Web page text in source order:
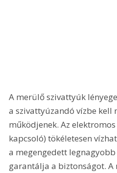
A merülő szivattyúk
a szivattyúzandó vízbe kell
működjenek. Az
kapcsoló) tökéletesen
a megengedett
garantálja a biztonságot.